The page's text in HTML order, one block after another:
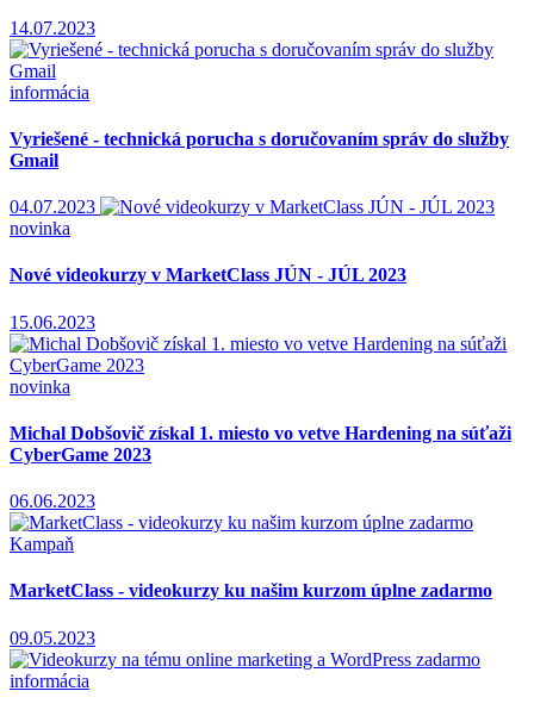
14.07.2023
informácia
Vyriešené - technická porucha s doručovaním správ do služby
Gmail
04.07.2023
novinka
Nové videokurzy v MarketClass JÚN - JÚL 2023
15.06.2023
novinka
Michal Dobšovič získal 1. miesto vo vetve Hardening na súťaži
CyberGame 2023
06.06.2023
Kampaň
MarketClass - videokurzy ku našim kurzom úplne zadarmo
09.05.2023
informácia